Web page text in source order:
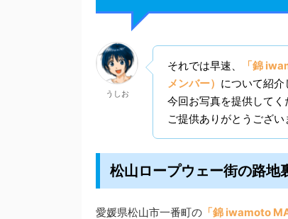
うしお
それでは早速、
「錦
メンバー） について紹介
今回お写真を提供してく
ご提供ありがとうござ
松山ロープウェー街の路地
愛媛県松山市一番町の 「錦 iwamoto